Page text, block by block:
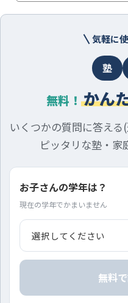
気軽に
塾
無料！ かん
いくつかの質問に答え
ピッタリな塾・家
お子さんの学年は？
現在の学年でかまいません
無料